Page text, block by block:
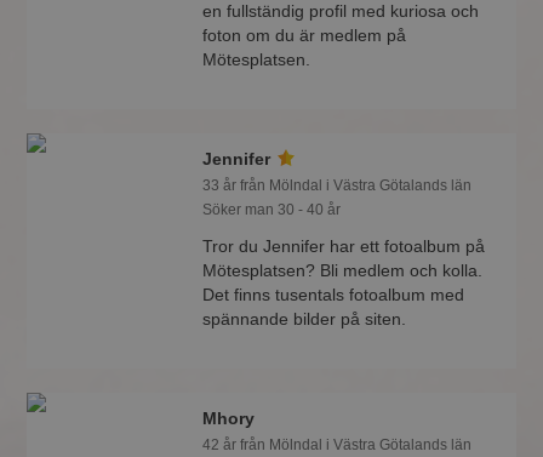
en fullständig profil med kuriosa och
foton om du är medlem på
Mötesplatsen.
Jennifer
33 år från Mölndal i Västra Götalands län
Söker man 30 - 40 år
Tror du Jennifer har ett fotoalbum på
Mötesplatsen? Bli medlem och kolla.
Det finns tusentals fotoalbum med
spännande bilder på siten.
Mhory
42 år från Mölndal i Västra Götalands län